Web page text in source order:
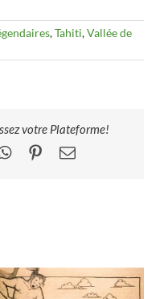
,Tahiti,Vallée de
votre Plateforme!
WhatsApp
Pinterest
Email